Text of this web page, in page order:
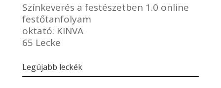
Színkeverés a festészetben 1.0 online
festőtanfolyam
oktató: KINVA
65 Lecke
Legújabb leckék